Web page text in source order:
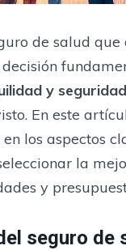
de salud
y seguridad
En este
los aspectos
la
y
seguro de